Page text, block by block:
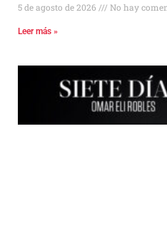
5 de agosto de 2026 No hay
Leer más »